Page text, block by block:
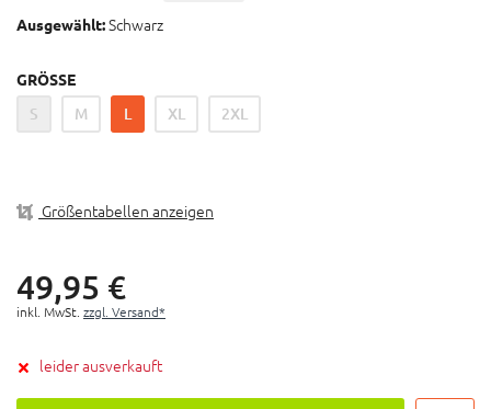
schnelltrocknend
Mit Kopfhörerführung
Ausgewählt:Schwarz
GRÖSSE
S M L XL 2XL
Größentabellen anzeigen
49,95 €
inkl. MwSt. zzgl. Versand*
leider ausverkauft